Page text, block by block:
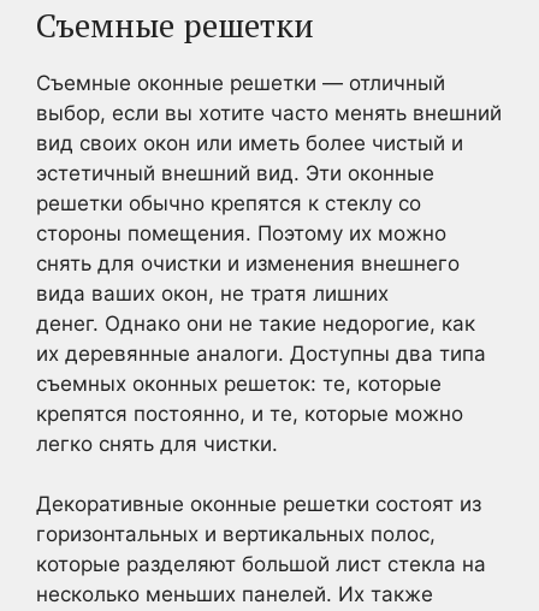
Съемные решетки
Съемные оконные решетки — отличный
выбор, если вы хотите часто менять внешний
вид своих окон или иметь более чистый и
эстетичный внешний вид. Эти оконные
решетки обычно крепятся к стеклу со
стороны помещения. Поэтому их можно
снять для очистки и изменения внешнего
вида ваших окон, не тратя лишних
денег. Однако они не такие недорогие, как
их деревянные аналоги. Доступны два типа
съемных оконных решеток: те, которые
крепятся постоянно, и те, которые можно
легко снять для чистки.
Декоративные оконные решетки состоят из
горизонтальных и вертикальных полос,
которые разделяют большой лист стекла на
несколько меньших панелей. Их также